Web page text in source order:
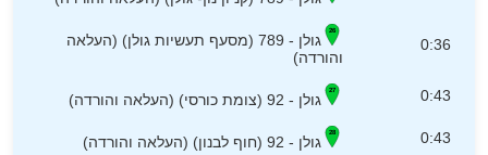
0:36
גולן - 789 (מסעף תעשיות גולן) (העלאה
והורדה)
0:43 גולן - 92 (צומת כורסי) (העלאה והורדה)
0:43 גולן - 92 (חוף לבנון) (העלאה והורדה)